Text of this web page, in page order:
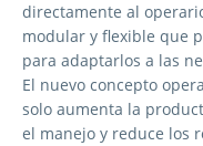
directamente al
modular y flexible que
para adaptarlos a las
El nuevo concepto
solo aumenta la
el manejo y reduce los